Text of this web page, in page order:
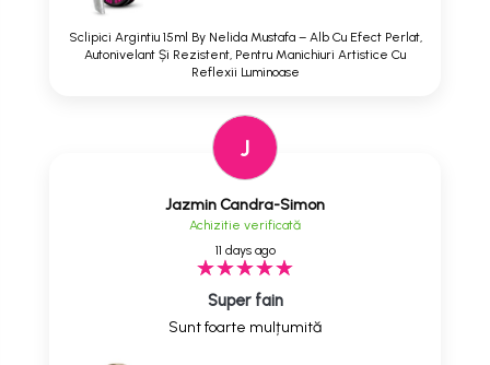
Sclipici Argintiu 15ml By Nelida Mustafa – Alb Cu Efect Perlat,
Autonivelant Și Rezistent, Pentru Manichiuri Artistice Cu
Reflexii Luminoase
J
Jazmin Candra-Simon
Achizitie verificată
11 days ago
Super fain
Sunt foarte mulțumită